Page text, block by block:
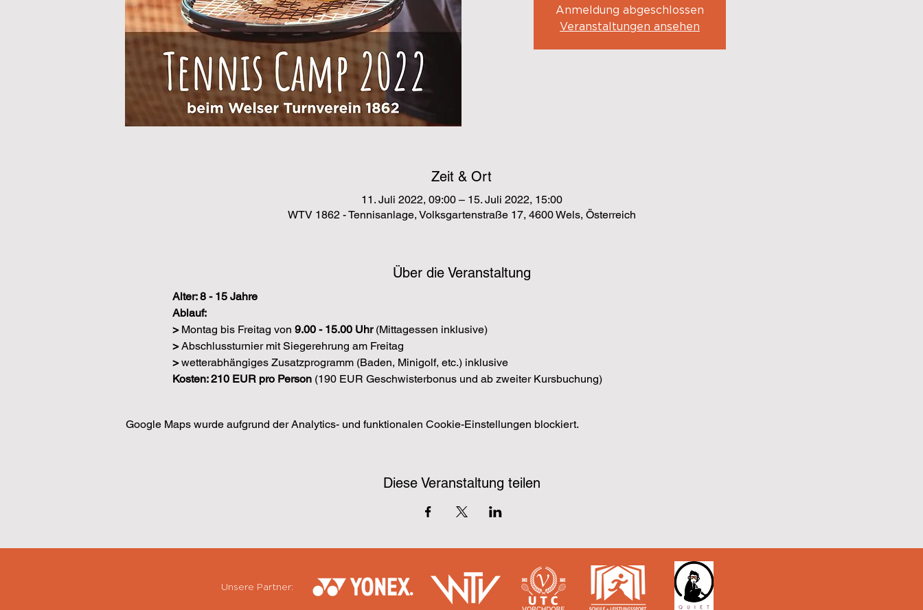
Anmeldung abgeschlossen
Veranstaltungen ansehen
Zeit & Ort
11. Juli 2022, 09:00 – 15. Juli 2022, 15:00
WTV 1862 - Tennisanlage, Volksgartenstraße 17, 4600 Wels, Österreich
Über die Veranstaltung
Alter: 8 - 15 Jahre
Ablauf:
> Montag bis Freitag von 9.00 - 15.00 Uhr (Mittagessen inklusive)
> Abschlussturnier mit Siegerehrung am Freitag
> wetterabhängiges Zusatzprogramm (Baden, Minigolf, etc.) inklusive
Kosten: 210 EUR pro Person (190 EUR Geschwisterbonus und ab zweiter Kursbuchung)
Google Maps wurde aufgrund der Analytics- und funktionalen Cookie-Einstellungen blockiert.
Diese Veranstaltung teilen
Unsere Partner: